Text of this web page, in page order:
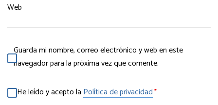
Web
Guarda mi nombre, correo electrónico y web en este
navegador para la próxima vez que comente.
He leído y acepto la Política de privacidad*